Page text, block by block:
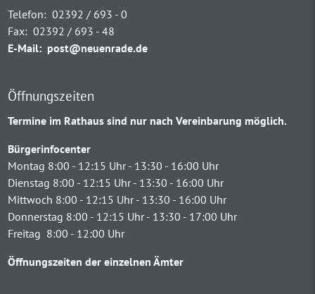
Telefon: 02392 / 693 - 0
Fax: 02392 / 693 - 48
E-Mail: post@neuenrade.de
Öffnungszeiten
Termine im Rathaus sind nur nach Vereinbarung möglich.
Bürgerinfocenter
Montag 8:00 - 12:15 Uhr - 13:30 - 16:00 Uhr
Dienstag 8:00 - 12:15 Uhr - 13:30 - 16:00 Uhr
Mittwoch 8:00 - 12:15 Uhr - 13:30 - 16:00 Uhr
Donnerstag 8:00 - 12:15 Uhr - 13:30 - 17:00 Uhr
Freitag 8:00 - 12:00 Uhr
Öffnungszeiten der einzelnen Ämter